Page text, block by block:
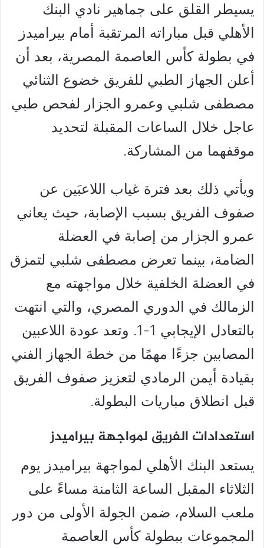
يسيطر القلق على جماهير نادي البنك
الأهلي قبل مباراته المرتقبة أمام بيراميدز
في بطولة كأس العاصمة المصرية، بعد أن
أعلن الجهاز الطبي للفريق خضوع الثنائي
مصطفى شلبي وعمرو الجزار لفحص طبي
عاجل خلال الساعات المقبلة لتحديد
موقفهما من المشاركة.
ويأتي ذلك بعد فترة غياب اللاعبَين عن
صفوف الفريق بسبب الإصابة، حيث يعاني
عمرو الجزار من إصابة في العضلة
الضامة، بينما تعرض مصطفى شلبي لتمزق
في العضلة الخلفية خلال مواجهته مع
الزمالك في الدوري المصري، والتي انتهت
بالتعادل الإيجابي 1-1. وتعد عودة اللاعبين
المصابين جزءًا مهمًا من خطة الجهاز الفني
بقيادة أيمن الرمادي لتعزيز صفوف الفريق
قبل انطلاق مباريات البطولة.
استعدادات الفريق لمواجهة بيراميدز
يستعد البنك الأهلي لمواجهة بيراميدز يوم
الثلاثاء المقبل الساعة الثامنة مساءً على
ملعب السلام، ضمن الجولة الأولى من دور
المجموعات ببطولة كأس العاصمة